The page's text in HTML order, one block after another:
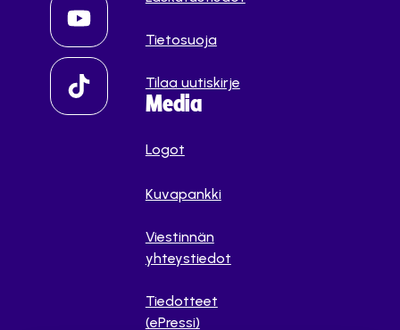
Tietosuoja
Tilaa uutiskirje
Media
Logot
Kuvapankki
Viestinnän
yhteystiedot
Tiedotteet
(ePressi)